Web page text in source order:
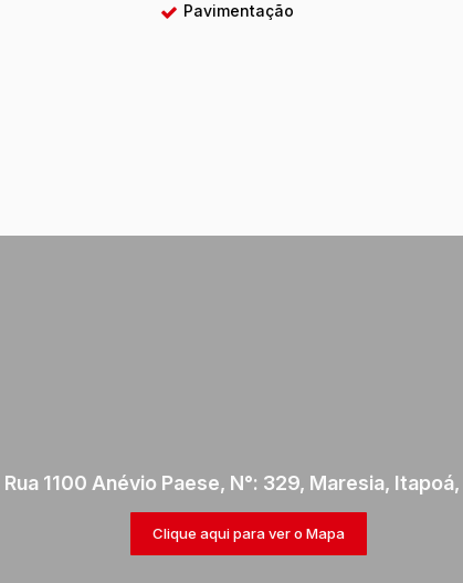
Pavimentação
Rua 1100 Anévio Paese, N°: 329, Maresia, Itapoá,
Clique aqui para ver o Mapa